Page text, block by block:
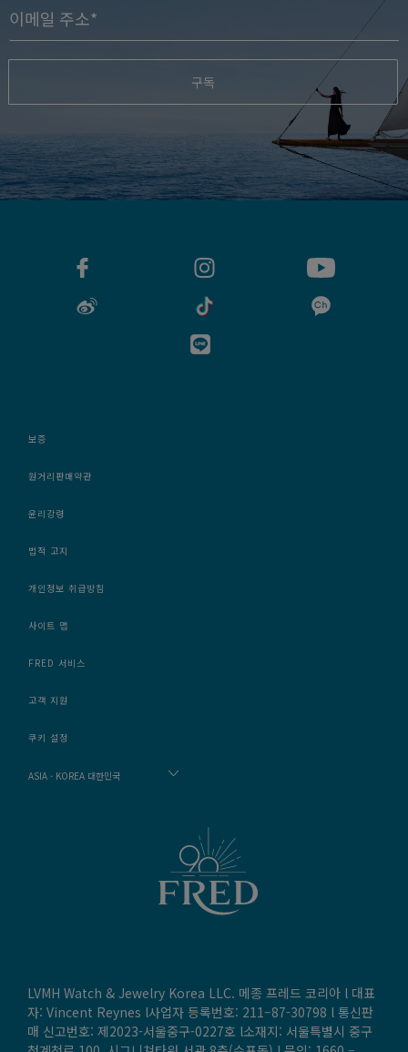
구독
보증
원거리판매약관
윤리강령
법적 고지
개인정보 취급방침
사이트 맵
FRED 서비스
고객 지원
쿠키 설정
ASIA - KOREA 대한민국
LVMH Watch & Jewelry Korea LLC. 메종 프레드 코리아 l 대표
자: Vincent Reynes l사업자 등록번호: 211–87-30798 l 통신판
매 신고번호: 제2023-서울중구-0227호 l소재지: 서울특별시 중구